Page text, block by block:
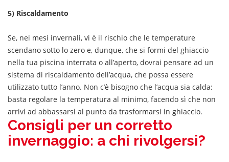
5) Riscaldamento
Se, nei mesi invernali, vi è il rischio che le temperature
scendano sotto lo zero e, dunque, che si formi del ghiaccio
nella tua piscina interrata o all’aperto, dovrai pensare ad un
sistema di riscaldamento dell’acqua, che possa essere
utilizzato tutto l’anno. Non c’è bisogno che l’acqua sia calda:
basta regolare la temperatura al minimo, facendo sì che non
arrivi ad abbassarsi al punto da trasformarsi in ghiaccio.
Consigli per un corretto
invernaggio: a chi rivolgersi?